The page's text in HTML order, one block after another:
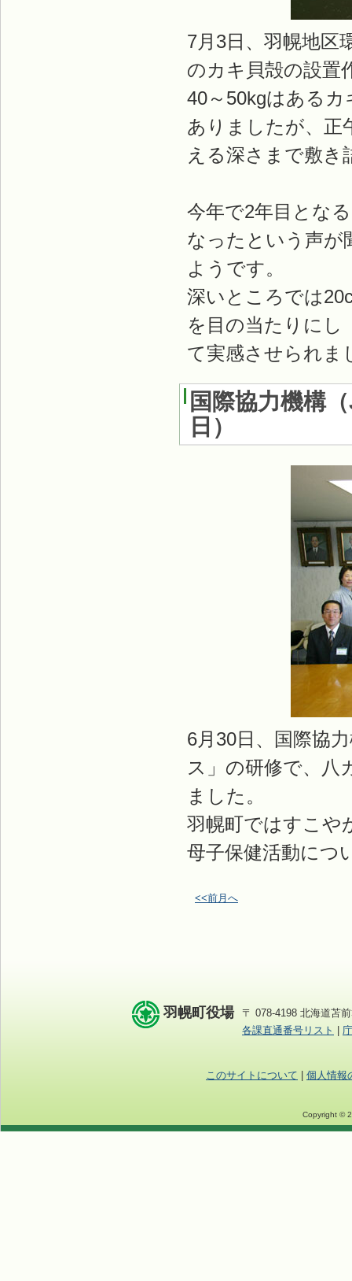
7月3日、羽幌地区
のカキ貝殻の設置
40～50kgはある
ありましたが、正
える深さまで敷き
今年で2年目とな
なったという声が
ようです。
深いところでは
を目の当たりにし
て実感させられま
国際協力機構
日 ）
6月30日、国際協
ス」の研修で、八
ました。
羽幌町ではすこや
母子保健活動につ
<<前月へ
羽幌町役場
〒 078-4198 北海道苫
各課直通番号リスト
このサイトについて 個人情報
Copyright ©